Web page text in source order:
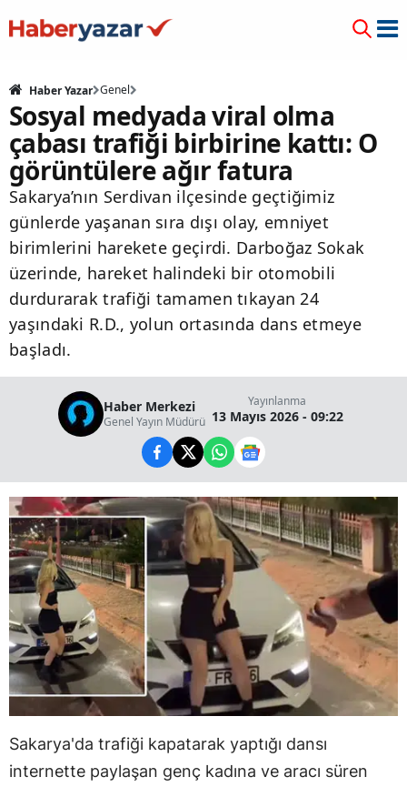
Haber Yazar Genel
Sosyal medyada viral olma
çabası trafiği birbirine kattı: O
görüntülere ağır fatura
Sakarya’nın Serdivan ilçesinde geçtiğimiz
günlerde yaşanan sıra dışı olay, emniyet
birimlerini harekete geçirdi. Darboğaz Sokak
üzerinde, hareket halindeki bir otomobili
durdurarak trafiği tamamen tıkayan 24
yaşındaki R.D., yolun ortasında dans etmeye
başladı.
Haber Merkezi
Genel Yayın Müdürü
Yayınlanma
13 Mayıs 2026 - 09:22
Sakarya'da trafiği kapatarak yaptığı dansı
internette paylaşan genç kadına ve aracı süren